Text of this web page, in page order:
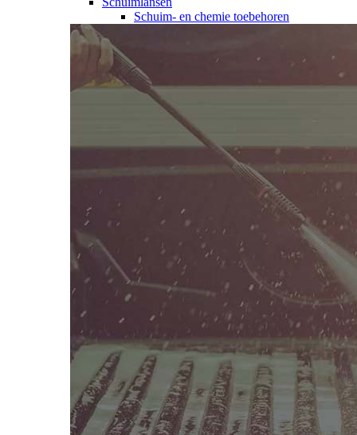
Schuim- en chemie toebehoren